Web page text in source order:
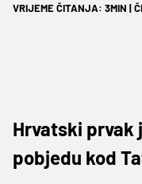
VRIJEME ČITANJA: 3MIN |
Hrvatski prvak
pobjedu kod